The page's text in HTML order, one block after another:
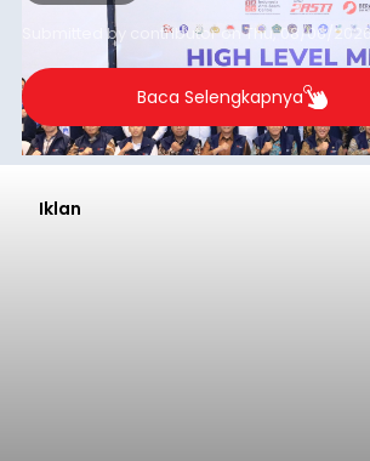
Submitted by contributoronThu, 08/06/
Baca Selengkapnya
Iklan